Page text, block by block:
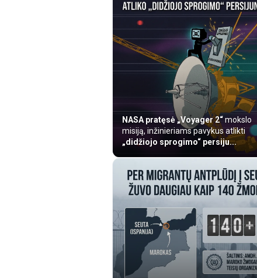
NASA pratęsė„Voyager 2“mokslo
misiją, inžinieriams pavykus atlikti
„didžiojo sprogimo“ persiju...